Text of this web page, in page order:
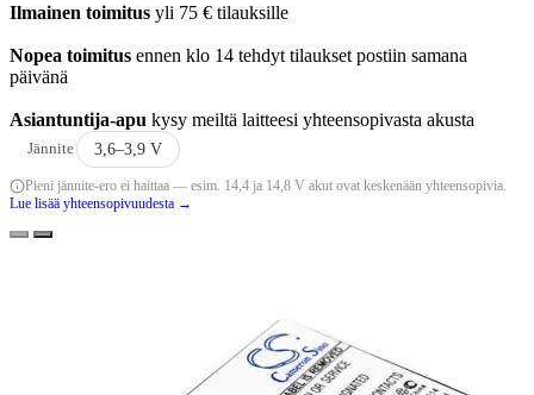
Ilmainen toimitus yli 75 € tilauksille
Nopea toimitus ennen klo 14 tehdyt tilaukset postiin samana
päivänä
Asiantuntija-apu kysy meiltä laitteesi yhteensopivasta akusta
Jännite 3,6–3,9 V
Pieni jännite-ero ei haittaa — esim. 14,4 ja 14,8 V akut ovat keskenään yhteensopivia.
Lue lisää yhteensopivuudesta →